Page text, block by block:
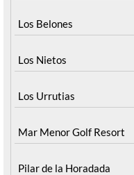
Los Belones
Los Nietos
Los Urrutias
Mar Menor Golf Resort
Pilar de la Horadada